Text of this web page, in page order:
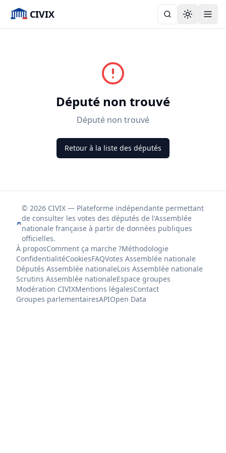
CIVIX Toggle
Député non trouvé
Député non trouvé
Retour à la liste des députés
© 2026 CIVIX — Plateforme indépendante permettant
de consulter les votes des députés de l'Assemblée
nationale française à partir de données publiques
officielles.
À proposComment ça marche ?Méthodologie
ConfidentialitéCookiesFAQVotes Assemblée nationale
Députés Assemblée nationaleLois Assemblée nationale
Scrutins Assemblée nationaleEspace groupes
Modération CIVIXMentions légalesContact
Groupes parlementairesAPIOpen Data